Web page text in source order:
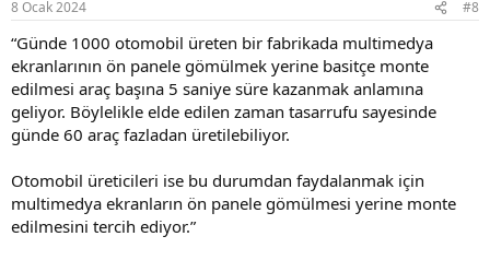
:
8 Ocak 2024 #8
“Günde 1000 otomobil üreten bir fabrikada multimedya
ekranlarının ön panele gömülmek yerine basitçe monte
edilmesi araç başına 5 saniye süre kazanmak anlamına
geliyor. Böylelikle elde edilen zaman tasarrufu sayesinde
günde 60 araç fazladan üretilebiliyor.
Otomobil üreticileri ise bu durumdan faydalanmak için
multimedya ekranların ön panele gömülmesi yerine monte
edilmesini tercih ediyor.”